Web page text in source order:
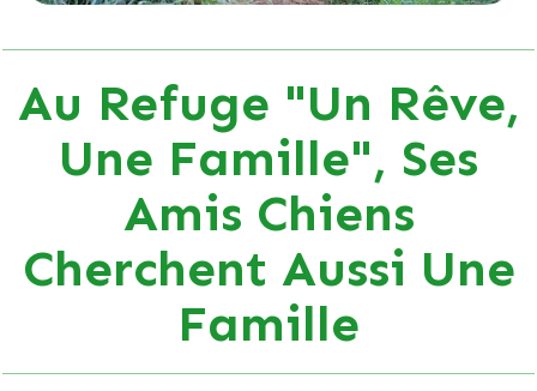
Au Refuge "Un Rêve,
Une Famille", Ses
Amis Chiens
Cherchent Aussi Une
Famille